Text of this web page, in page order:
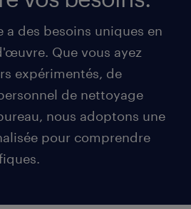
a des besoins uniques en
Que vous ayez
expérimentés, de
de nettoyage
nous adoptons une
pour comprendre